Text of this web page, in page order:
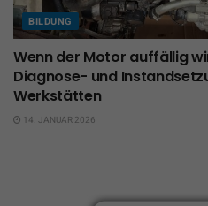
BILDUNG
Wenn der Motor auffällig
Diagnose- und
Werkstätten
14. JANUAR 2026